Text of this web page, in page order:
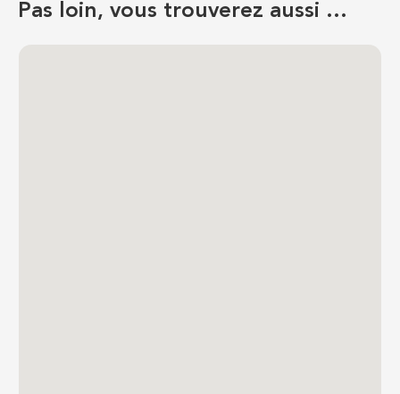
Pas loin, vous trouverez aussi …